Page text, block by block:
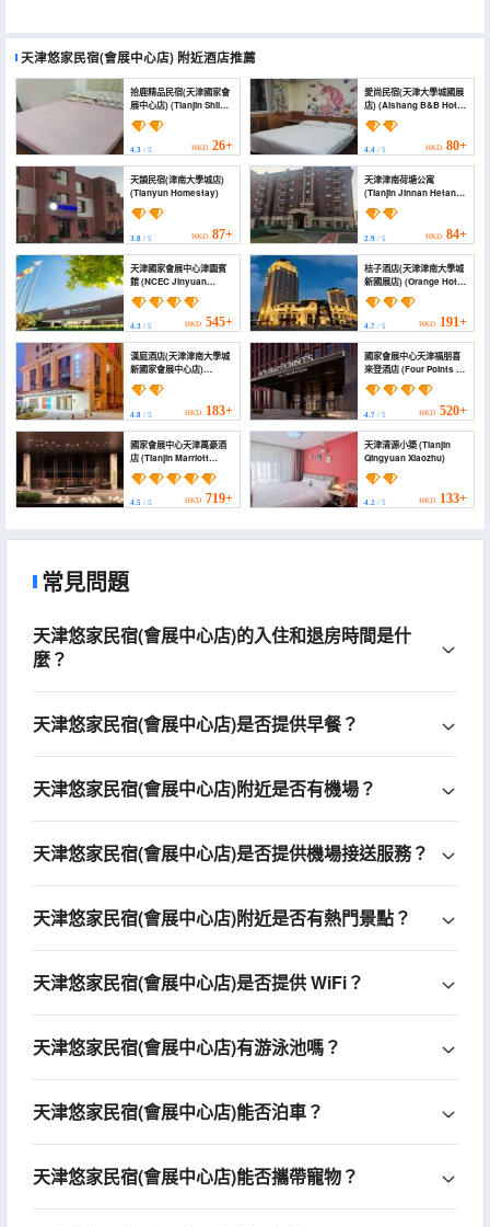
天津悠家民宿(會展中心店) 附近酒店推薦
拾鹿精品民宿(天津國家會
展中心店) (Tianjin Shilu
Boutique Apartment)
4.3 / 5 HKD 26+
愛尚民宿(天津大學城國展
店) (Aishang B&B Hotel
(Tianjin University Town
National Exhibition
Shop))
4.4/ 5 HKD 80+
天韻民宿(津南大學城店)
(Tianyun Homestay)
3.8 / 5 HKD 87+
天津津南荷塘公寓
(Tianjin Jinnan Hetang
Apartment)
2.9/ 5 HKD 84+
天津國家會展中心津園賓
館 (NCEC Jinyuan
Hotel)
4.3 / 5 HKD 545+
桔子酒店(天津津南大學城
新國展店) (Orange Hotel
(Tianjin Jinnan
University Town New
International Exhibition
Store))
4.7/ 5 HKD 191+
漢庭酒店(天津津南大學城
新國家會展中心店)
(HanTing Hotel (Tianjin
Jinnan University Town
Xin Guojia Huizhan
Zhongxin))
4.8 / 5 HKD 183+
國家會展中心天津福朋喜
來登酒店 (Four Points by
Sheraton, Tianjin
National Convention
and Exhibition Center)
4.7/ 5 HKD 520+
國家會展中心天津萬豪酒
店 (Tianjin Marriott
Hotel National
Convention and
Exhibition Center)
4.5 / 5 HKD 719+
天津清源小築 (Tianjin
Qingyuan Xiaozhu)
4.2/ 5 HKD 133+
常見問題
天津悠家民宿(會展中心店)的入住和退房時間是什
麼？
天津悠家民宿(會展中心店)是否提供早餐？
天津悠家民宿(會展中心店)附近是否有機場？
天津悠家民宿(會展中心店)是否提供機場接送服務？
天津悠家民宿(會展中心店)附近是否有熱門景點？
天津悠家民宿(會展中心店)是否提供 WiFi？
天津悠家民宿(會展中心店)有游泳池嗎？
天津悠家民宿(會展中心店)能否泊車？
天津悠家民宿(會展中心店)能否攜帶寵物？